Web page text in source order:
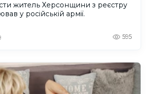
житель Херсонщини з реєстру
у російській армії.
595